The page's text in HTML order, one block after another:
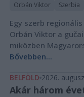
Orbán Viktor Szerbia
Egy szerb
Orbán Viktor a
miközben
Bővebben...
BELFÖLD 2026.
Akár három